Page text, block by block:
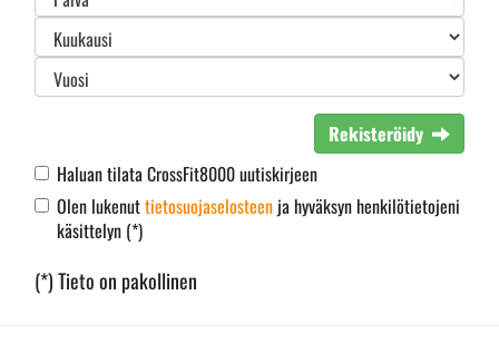
Rekisteröidy
Haluan tilata CrossFit8000 uutiskirjeen
Olen lukenuttietosuojaselosteen ja hyväksyn henkilötietojeni
käsittelyn (*)
(*) Tieto on pakollinen